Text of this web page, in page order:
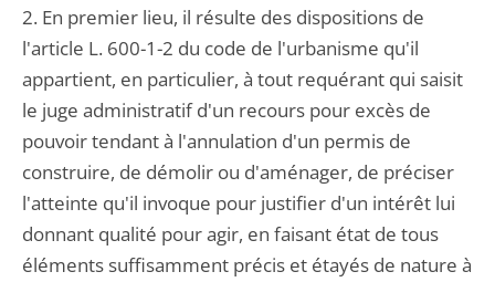
2. En premier lieu, il résulte des dispositions de
l'article L. 600-1-2 du code de l'urbanisme qu'il
appartient, en particulier, à tout requérant qui saisit
le juge administratif d'un recours pour excès de
pouvoir tendant à l'annulation d'un permis de
construire, de démolir ou d'aménager, de préciser
l'atteinte qu'il invoque pour justifier d'un intérêt lui
donnant qualité pour agir, en faisant état de tous
éléments suffisamment précis et étayés de nature à